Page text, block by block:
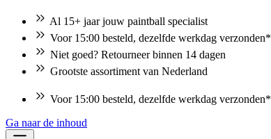
Al 15+ jaar jouw paintball specialist
Voor 15:00 besteld, dezelfde werkdag verzonden*
Niet goed? Retourneer binnen 14 dagen
Grootste assortiment van Nederland
Voor 15:00 besteld, dezelfde werkdag verzonden*
Ga naar de inhoud